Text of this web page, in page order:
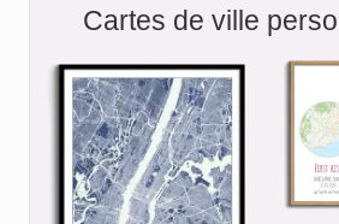
Cartes de ville